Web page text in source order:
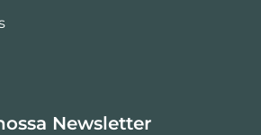
Newsletter